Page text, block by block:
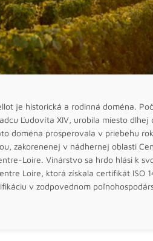
je historická a rodinná doména.
Ľudovíta XIV, urobila miesto
doména prosperovala v priebehu
zakorenenej v nádhernej oblasti
Loire. Vinárstvo sa hrdo hlási k
Loire, ktorá získala certifikát ISO
v zodpovednom